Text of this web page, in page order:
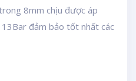
8mm chịu được áp
đảm bảo tốt nhất các